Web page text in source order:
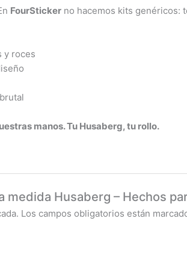
FourSticker no hacemos kits genéricos:
y roces
manos. Tu Husaberg, tu rollo.
medida Husaberg – Hechos
Los campos obligatorios están